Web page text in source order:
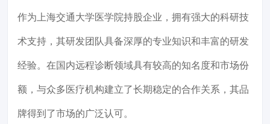
作为上海交通大学医学院持股企业，拥有强大的科研技
术支持，其研发团队具备深厚的专业知识和丰富的研发
经验。在国内远程诊断领域具有较高的知名度和市场份
额，与众多医疗机构建立了长期稳定的合作关系，其品
牌得到了市场的广泛认可。